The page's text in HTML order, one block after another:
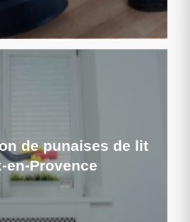
de punaises de lit
en-Provence